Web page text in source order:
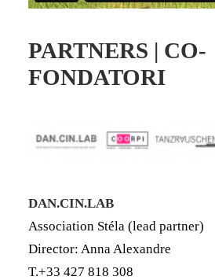
PARTNERS | CO-
FONDATORI
DAN.CIN.LAB
Association Stéla (lead partner)
Director: Anna Alexandre
T.+33 427 818 308